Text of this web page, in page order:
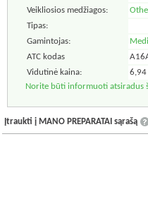
Veikliosios medžiagos:
Tipas:
Gamintojas:
ATC kodas
Vidutinė kaina:
6,94
Norite būti informuoti atsiradus
Įtraukti į MANO PREPARATAI sąrašą